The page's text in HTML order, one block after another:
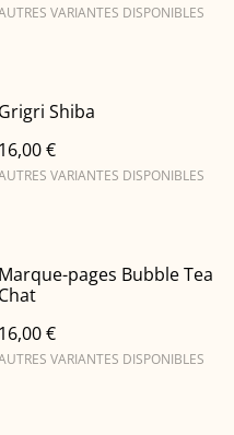
VARIANTES DISPONIBLES
Grigri Shiba
16,00 €
VARIANTES DISPONIBLES
Marque-pages Bubble Tea
Chat
16,00 €
VARIANTES DISPONIBLES